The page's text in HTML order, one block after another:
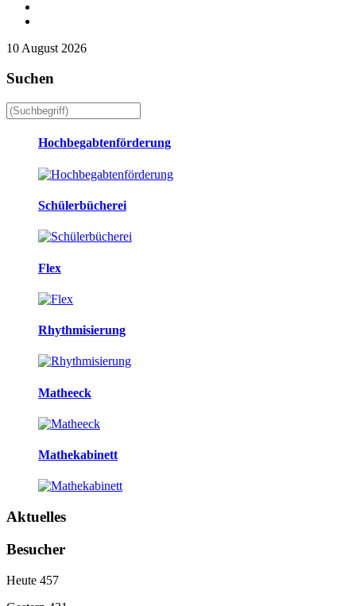
10 August 2026
Suchen
Hochbegabtenförderung
Schülerbücherei
Flex
Rhythmisierung
Matheeck
Mathekabinett
Aktuelles
Besucher
Heute 457